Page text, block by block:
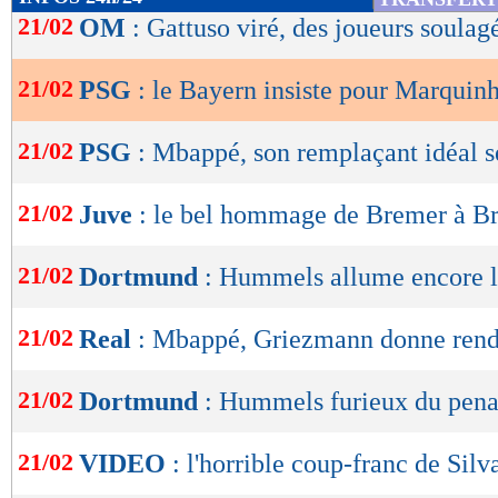
de
OK
21/02 OM : Gattuso viré, des joueurs
21/02 PSG : le Bayern insiste pour
21/02 PSG : Mbappé, son remplaçant idéal
21/02 Juve : le bel hommage de Bremer à
21/02 Dortmund : Hummels allume encore
21/02 Real : Mbappé, Griezmann donne
21/02 Dortmund : Hummels furieux du
21/02 VIDEO : l'horrible coup-franc de